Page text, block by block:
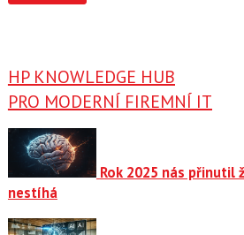
HP KNOWLEDGE HUB
PRO MODERNÍ FIREMNÍ IT
Rok 2025 nás přinutil
nestíhá